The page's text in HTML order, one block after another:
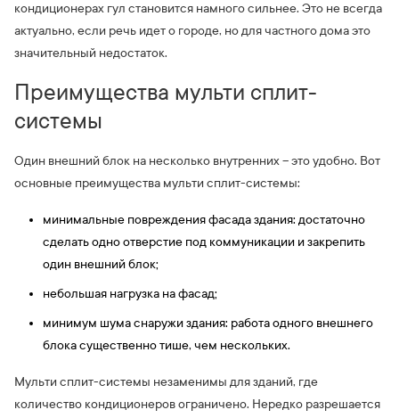
кондиционерах гул становится намного сильнее. Это не всегда
актуально, если речь идет о городе, но для частного дома это
значительный недостаток.
Преимущества мульти сплит-
системы
Один внешний блок на несколько внутренних – это удобно. Вот
основные преимущества мульти сплит-системы:
минимальные повреждения фасада здания: достаточно
сделать одно отверстие под коммуникации и закрепить
один внешний блок;
небольшая нагрузка на фасад;
минимум шума снаружи здания: работа одного внешнего
блока существенно тише, чем нескольких.
Мульти сплит-системы незаменимы для зданий, где
количество кондиционеров ограничено. Нередко разрешается